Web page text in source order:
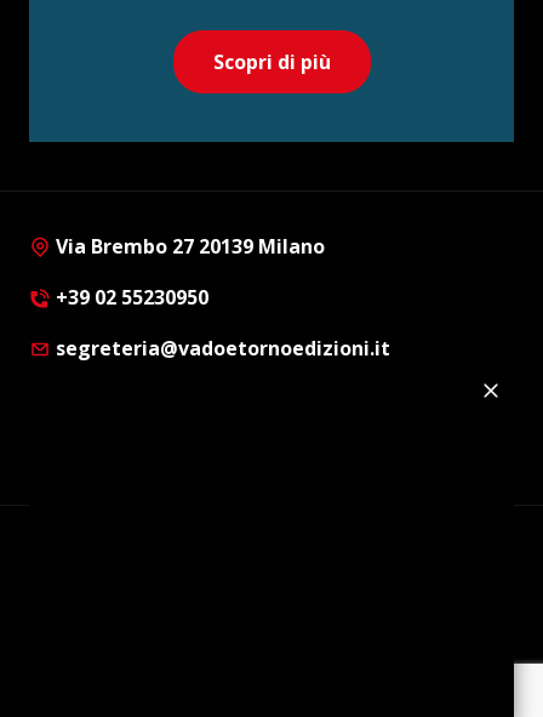
Scopri di più
Via Brembo 27 20139 Milano
+39 02 55230950
segreteria@vadoetornoedizioni.it